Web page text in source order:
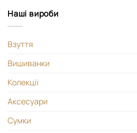
Наші вироби
Взуття
Вишиванки
Колекціі
Аксесуари
Сумки